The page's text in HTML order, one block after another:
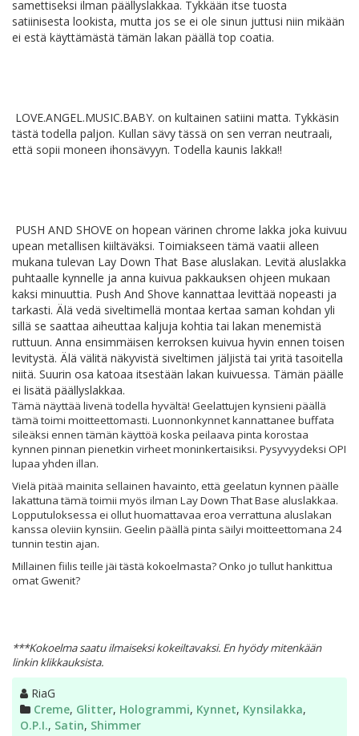
samettiseksi ilman päällyslakkaa. Tykkään itse tuosta
satiinisesta lookista, mutta jos se ei ole sinun juttusi niin mikään
ei estä käyttämästä tämän lakan päällä top coatia.
LOVE.ANGEL.MUSIC.BABY. on kultainen satiini matta. Tykkäsin
tästä todella paljon. Kullan sävy tässä on sen verran neutraali,
että sopii moneen ihonsävyyn. Todella kaunis lakka!!
PUSH AND SHOVE on hopean värinen chrome lakka joka kuivuu
upean metallisen kiiltäväksi. Toimiakseen tämä vaatii alleen
mukana tulevan Lay Down That Base aluslakan. Levitä aluslakka
puhtaalle kynnelle ja anna kuivua pakkauksen ohjeen mukaan
kaksi minuuttia. Push And Shove kannattaa levittää nopeasti ja
tarkasti. Älä vedä siveltimellä montaa kertaa saman kohdan yli
sillä se saattaa aiheuttaa kaljuja kohtia tai lakan menemistä
ruttuun. Anna ensimmäisen kerroksen kuivua hyvin ennen toisen
levitystä. Älä välitä näkyvistä siveltimen jäljistä tai yritä tasoitella
niitä. Suurin osa katoaa itsestään lakan kuivuessa. Tämän päälle
ei lisätä päällyslakkaa.
Tämä näyttää livenä todella hyvältä! Geelattujen kynsieni päällä
tämä toimi moitteettomasti. Luonnonkynnet kannattanee buffata
sileäksi ennen tämän käyttöä koska peilaava pinta korostaa
kynnen pinnan pienetkin virheet moninkertaisiksi. Pysyvyydeksi OPI
lupaa yhden illan.
Vielä pitää mainita sellainen havainto, että geelatun kynnen päälle
lakattuna tämä toimii myös ilman Lay Down That Base aluslakkaa.
Lopputuloksessa ei ollut huomattavaa eroa verrattuna aluslakan
kanssa oleviin kynsiin. Geelin päällä pinta säilyi moitteettomana 24
tunnin testin ajan.
Millainen fiilis teille jäi tästä kokoelmasta? Onko jo tullut hankittua
omat Gwenit?
***Kokoelma saatu ilmaiseksi kokeiltavaksi. En hyödy mitenkään
linkin klikkauksista.
Kirjoittaja
RiaG
Kategoriat
Creme, Glitter, Hologrammi, Kynnet, Kynsilakka,
O.P.I., Satin, Shimmer